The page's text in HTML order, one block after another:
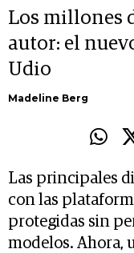
Los millones
autor: el
Udio
Madeline Berg
Las principales
con las
protegidas sin
modelos. Ahora,